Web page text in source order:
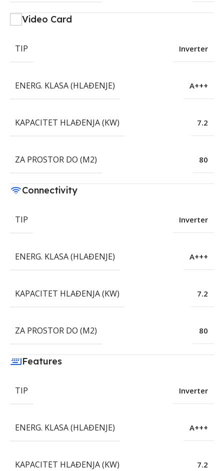
Video Card
TIP Inverter
ENERG. KLASA (HLAĐENJE) A+++
KAPACITET HLAĐENJA (KW) 7.2
ZA PROSTOR DO (M2) 80
Connectivity
TIP Inverter
ENERG. KLASA (HLAĐENJE) A+++
KAPACITET HLAĐENJA (KW) 7.2
ZA PROSTOR DO (M2) 80
Features
TIP Inverter
ENERG. KLASA (HLAĐENJE) A+++
KAPACITET HLAĐENJA (KW) 7.2